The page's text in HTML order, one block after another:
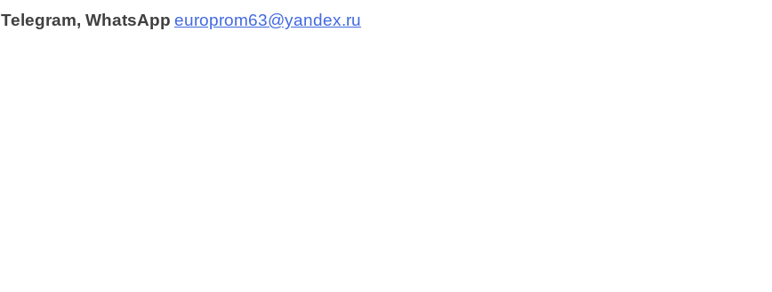
Telegram, WhatsApp europrom63@yandex.ru